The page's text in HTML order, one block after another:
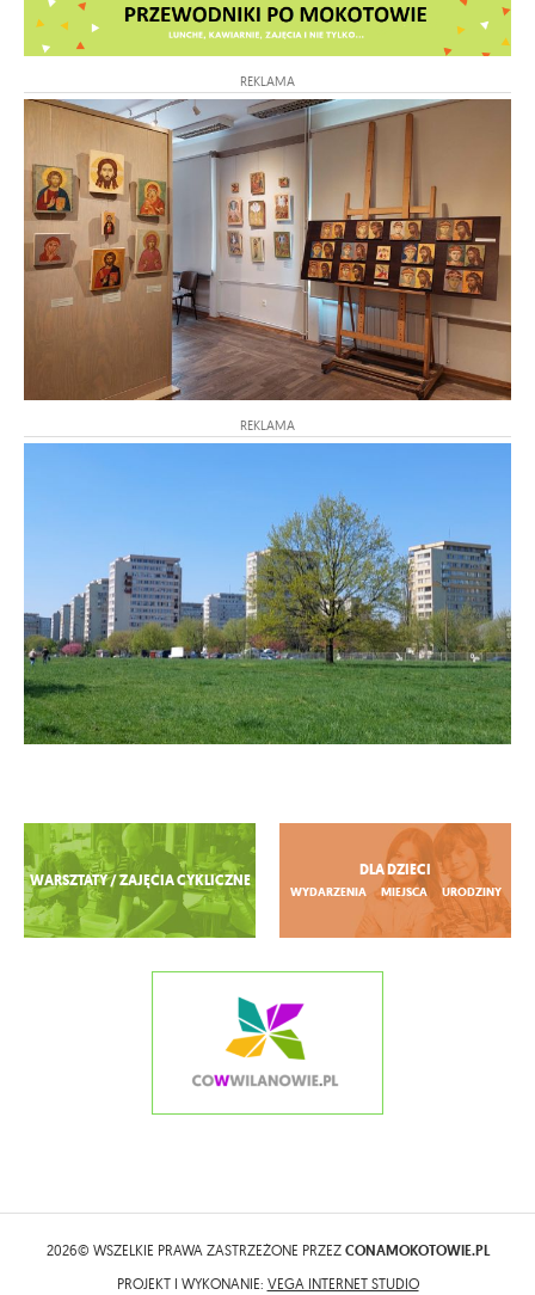
REKLAMA
REKLAMA
Zobacz więcej
WARSZTATY / ZAJĘCIA CYKLICZNE
DLA DZIECI
WYDARZENIA MIEJSCA URODZINY
2026© WSZELKIE PRAWA ZASTRZEŻONE PRZEZ CONAMOKOTOWIE.PL
PROJEKT I WYKONANIE: VEGA INTERNET STUDIO